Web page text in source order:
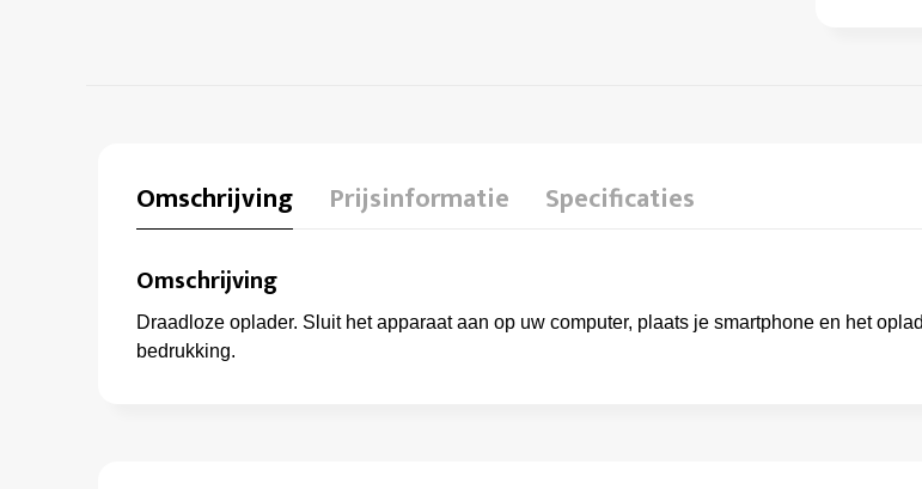
Omschrijving Prijsinformatie Specificaties
Omschrijving
Draadloze oplader. Sluit het apparaat aan op uw computer, plaats je smartphone en het
bedrukking.